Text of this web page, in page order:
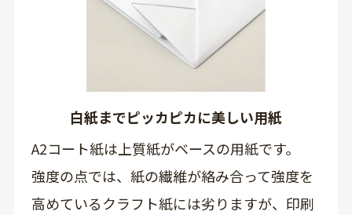
白紙までピッカピカに美しい用紙
A2コート紙は上質紙がベースの用紙です。
強度の点では、紙の繊維が絡み合って強度を
高めているクラフト紙には劣りますが、印刷